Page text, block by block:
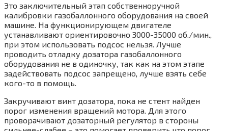
Это заключительный этап собственноручной
калибровки газобаллонного оборудования на своей
машине. На функционирующем двигателе
устанавливают ориентировочно 3000-35000 об./мин.,
при этом использовать подсос нельзя. Лучше
проводить отладку дозатора газобаллонного
оборудования не в одиночку, так как на этом этапе
задействовать подсос запрещено, лучше взять себе
кого-то в помощь.
Закручивают винт дозатора, пока не стент найден
порог изменения вращений мотора. Для этого
проворачивают дозаторный регулятор в стороны